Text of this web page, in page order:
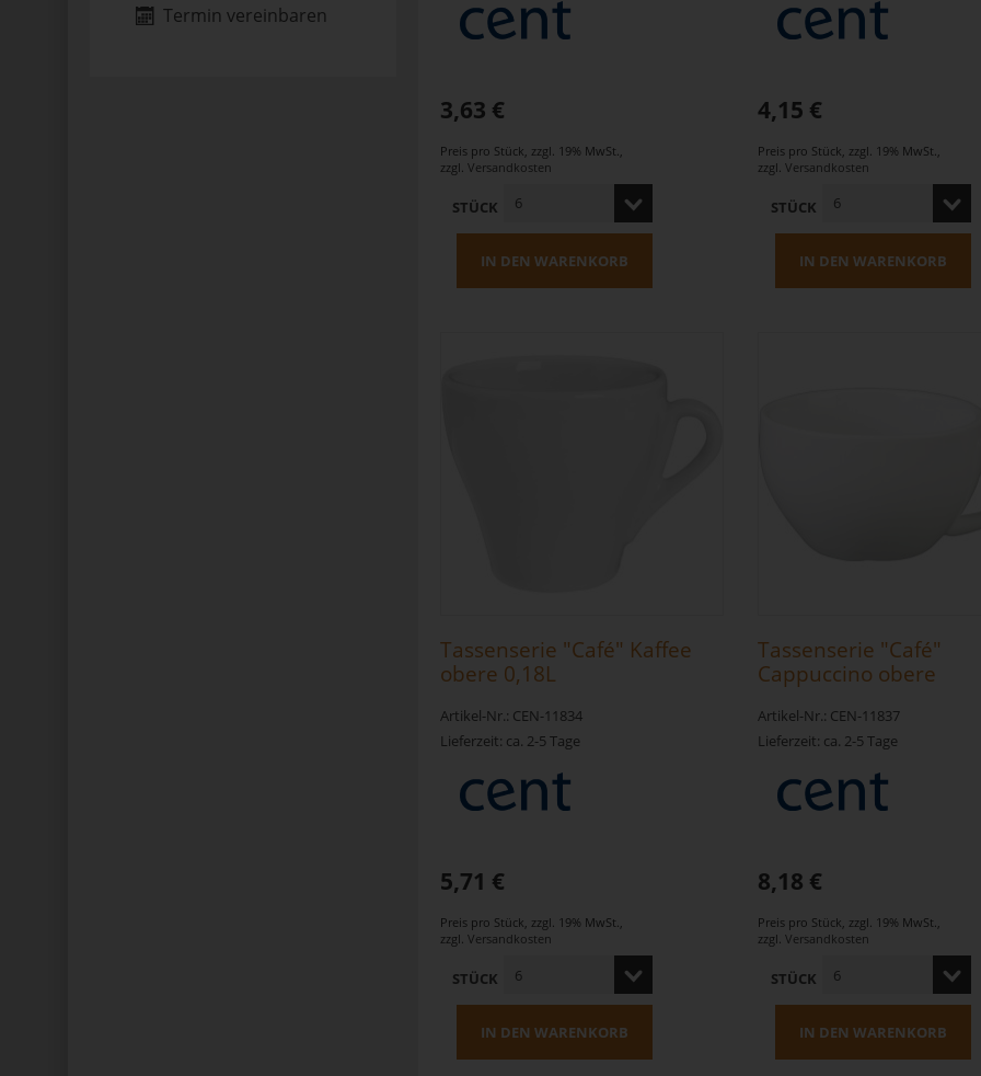
3,63 €
Preis pro Stück zzgl. 19% MwSt.
zzgl. Versandkosten
STÜCK
IN DEN WARENKORB
4,15 €
Preis pro Stück zzgl. 19% MwSt.
zzgl.Versandkosten
STÜCK
IN DEN WARENKORB
Tassenserie "Café" Kaffee
obere 0,18L
Artikel-Nr.: CEN-11834
Lieferzeit: ca. 2-5 Tage
5,71 €
Preis pro Stück, zzgl. 19% MwSt.,
zzgl. Versandkosten
STÜCK
IN DEN WARENKORB
Tassenserie "Café"
Cappuccino obere
Artikel-Nr.: CEN-11837
Lieferzeit: ca. 2-5 Tage
8,18 €
Preis pro Stück, zzgl. 19% MwSt.,
zzgl.Versandkosten
STÜCK
IN DEN WARENKORB
Termin vereinbaren